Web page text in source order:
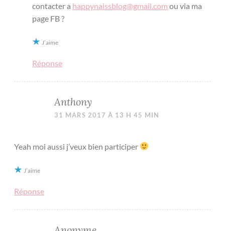
contacter a happynaissblog@gmail.com ou via ma
page FB ?
J’aime
Réponse
Anthony
31 MARS 2017 À 13 H 45 MIN
Yeah moi aussi j’veux bien participer
J’aime
Réponse